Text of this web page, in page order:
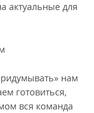
актуальные для
нам
готовиться,
вся команда